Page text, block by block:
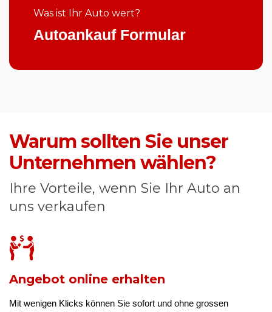
Was ist Ihr Auto wert?
Autoankauf Formular
Warum sollten Sie unser
Unternehmen wählen?
Ihre Vorteile, wenn Sie Ihr Auto an
uns verkaufen
Angebot online erhalten
Mit wenigen Klicks können Sie sofort und ohne grossen